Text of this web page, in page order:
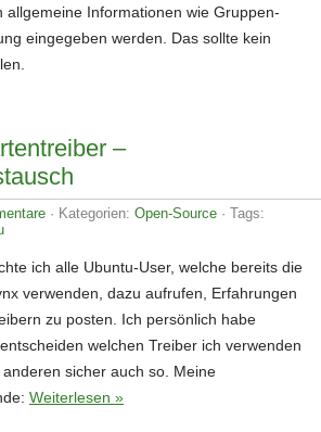
allgemeine Informationen wie Gruppen-
eingegeben werden. Das sollte kein
–
· Kategorien: Open-Source · Tags:
ich alle Ubuntu-User, welche bereits die
verwenden, dazu aufrufen, Erfahrungen
zu posten. Ich persönlich habe
welchen Treiber ich verwenden
sicher auch so. Meine
Weiterlesen »